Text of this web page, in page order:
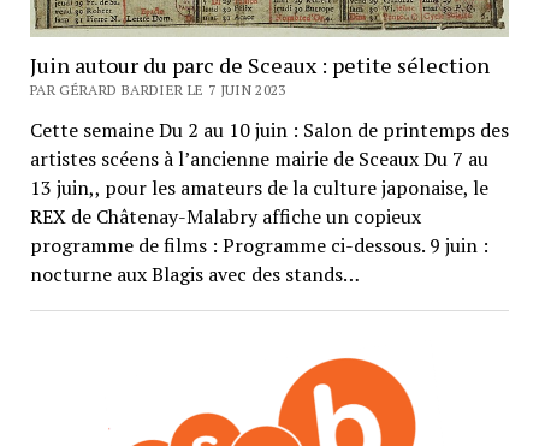
Juin autour du parc de Sceaux : petite sélection
PAR GÉRARD BARDIER LE 7 JUIN 2023
Cette semaine Du 2 au 10 juin : Salon de printemps des
artistes scéens à l’ancienne mairie de Sceaux Du 7 au
13 juin,, pour les amateurs de la culture japonaise, le
REX de Châtenay-Malabry affiche un copieux
programme de films : Programme ci-dessous. 9 juin :
nocturne aux Blagis avec des stands…